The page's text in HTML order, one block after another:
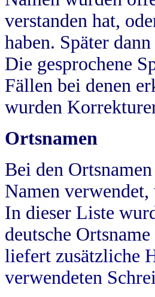
verstanden hat,
haben. Später
Die gesprochene
Fällen bei denen
wurden
Ortsnamen
Bei den
Namen
In dieser Liste
deutsche
liefert zusätzliche
verwendeten